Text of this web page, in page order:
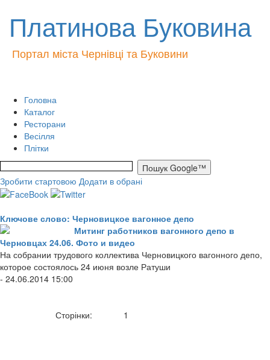
Платинова Буковина
Портал міста Чернівці та Буковини
Головна
Каталог
Ресторани
Весілля
Плітки
Зробити стартовою Додати в обрані
Ключове слово: Черновицкое вагонное депо
Митинг работников вагонного депо в
Черновцах 24.06. Фото и видео
На собрании трудового коллектива Черновицкого вагонного депо,
которое состоялось 24 июня возле Ратуши
- 24.06.2014 15:00
Сторінки: 1